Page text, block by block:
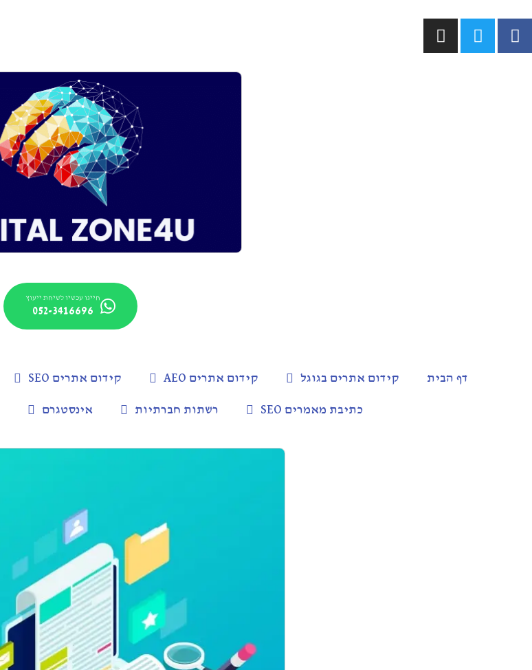
חייגו עכשיו לשיחת ייעוץ
052-3416696
דף הבית קידום אתרים בגוגל קידום אתרים AEO קידום אתרים SEO
כתיבת מאמרים SEO רשתות חברתיות אינסטגרם